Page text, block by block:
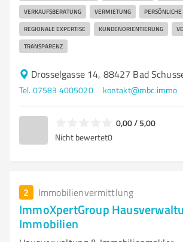
VERKAUFSBERATUNG VERMIETUNG
REGIONALE EXPERTISE KUNDENORIENTIERUNG
TRANSPARENZ
Drosselgasse 14, 88427 Bad
Tel. 07583 4005020 kontakt@mbc.immo
0,00 / 5,00
Nicht bewertet0
2 Immobilienvermittlung
ImmoXpertGroup
Immobilien